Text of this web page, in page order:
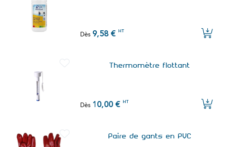
Dès 9,58 € HT
Thermomètre flottant
Dès 10,00 € HT
Paire de gants en PVC